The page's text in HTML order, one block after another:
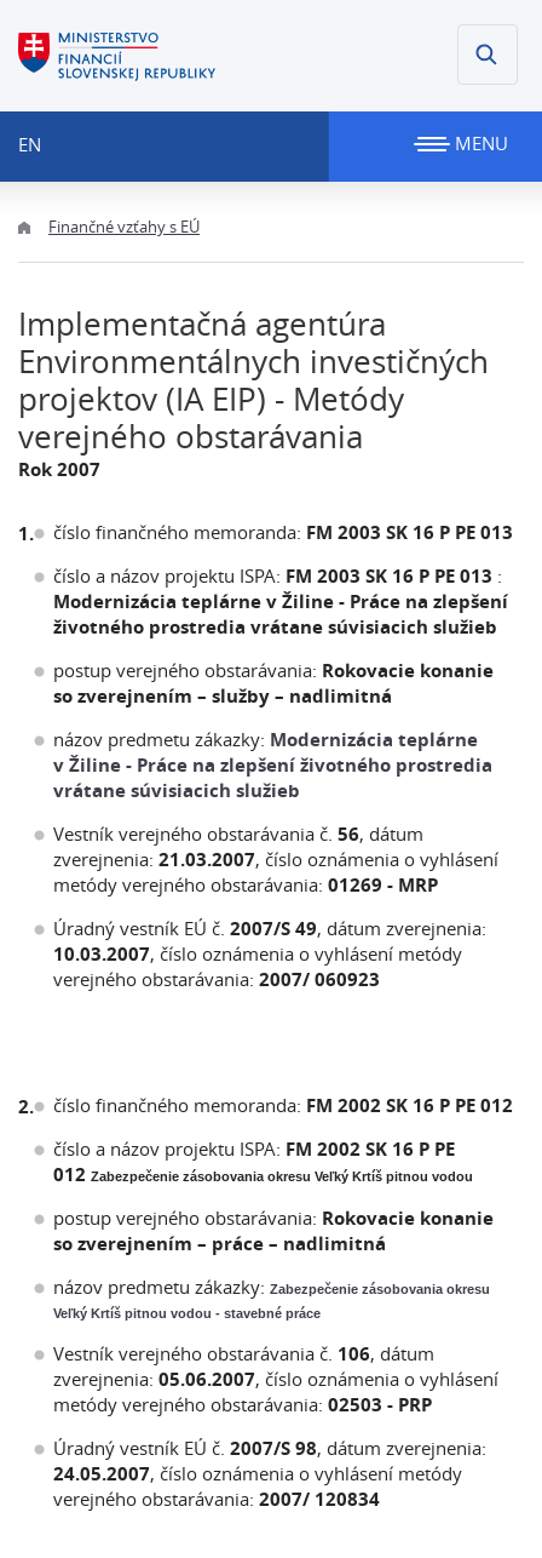
EN MENU
Finančné vzťahy s EÚ
Implementačná agentúra
Environmentálnych investičných
projektov (IA EIP) - Metódy
verejného obstarávania
Rok 2007
1. číslo finančného memoranda: FM 2003 SK 16 P PE 013
číslo a názov projektu ISPA: FM 2003 SK 16 P PE 013 :
Modernizácia teplárne v Žiline - Práce na zlepšení
životného prostredia vrátane súvisiacich služieb
postup verejného obstarávania: Rokovacie konanie
so zverejnením – služby – nadlimitná
názov predmetu zákazky: Modernizácia teplárne
v Žiline - Práce na zlepšení životného prostredia
vrátane súvisiacich služieb
Vestník verejného obstarávania č. 56, dátum
zverejnenia: 21.03.2007, číslo oznámenia o vyhlásení
metódy verejného obstarávania: 01269 - MRP
Úradný vestník EÚ č. 2007/S 49, dátum zverejnenia:
10.03.2007, číslo oznámenia o vyhlásení metódy
verejného obstarávania: 2007/ 060923
2. číslo finančného memoranda: FM 2002 SK 16 P PE 012
číslo a názov projektu ISPA: FM 2002 SK 16 P PE
012 Zabezpečenie zásobovania okresu Veľký Krtíš pitnou vodou
postup verejného obstarávania: Rokovacie konanie
so zverejnením – práce – nadlimitná
názov predmetu zákazky: Zabezpečenie zásobovania okresu
Veľký Krtíš pitnou vodou - stavebné práce
Vestník verejného obstarávania č. 106, dátum
zverejnenia: 05.06.2007, číslo oznámenia o vyhlásení
metódy verejného obstarávania: 02503 - PRP
Úradný vestník EÚ č. 2007/S 98, dátum zverejnenia:
24.05.2007, číslo oznámenia o vyhlásení metódy
verejného obstarávania: 2007/ 120834